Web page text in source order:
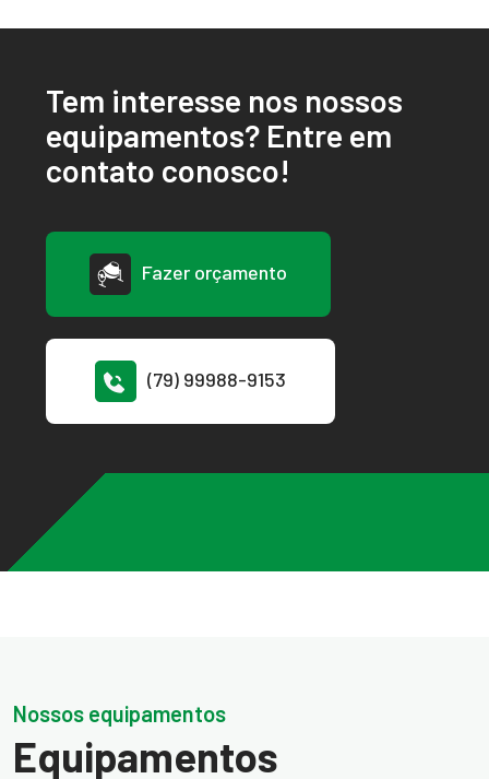
Tem interesse nos nossos
equipamentos? Entre em
contato conosco!
Fazer orçamento
(79) 99988-9153
Nossos equipamentos
Equipamentos